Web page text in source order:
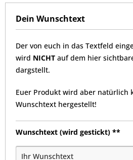
Dein Wunschtext
Der von euch in das Textfeld
wird NICHT auf dem hier
dargstellt.
Euer Produkt wird aber natürlich
Wunschtext hergestellt!
Wunschtext (wird gestickt) **